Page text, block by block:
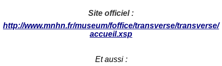
Site officiel :
http://www.mnhn.fr/museum/foffice/transverse/transverse/
accueil.xsp
Et aussi :